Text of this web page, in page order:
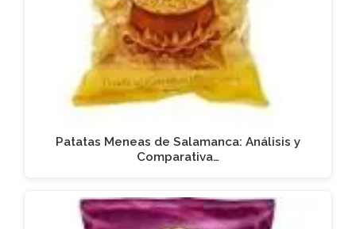
Patatas Meneas de Salamanca: Análisis y
Comparativa…